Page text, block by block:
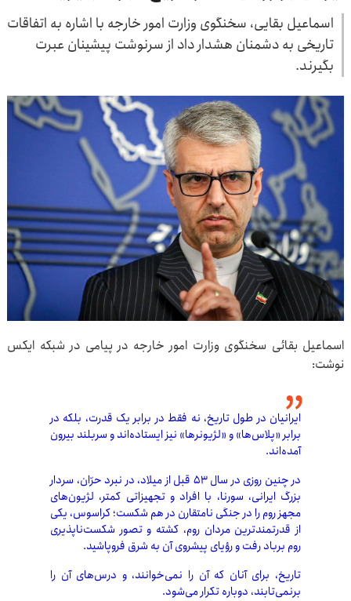
اسماعیل بقایی، سخنگوی وزارت امور خارجه با اشاره به اتفاقات
تاریخی به دشمنان هشدار داد از سرنوشت پیشینان عبرت
بگیرند.
اسماعیل بقائی سخنگوی وزارت امور خارجه در پیامی در شبکه ایکس
نوشت:
ایرانیان در طول تاریخ، نه فقط در برابر یک قدرت، بلکه در
برابر «پلاس‌ها» و «لژیونرها» نیز ایستاده‌اند و سربلند بیرون
آمده‌اند.
در چنین روزی در سال ۵۳ قبل از میلاد، در نبرد حرّان، سردار
بزرگ ایرانی، سورنا، با افراد و تجهیزاتی کمتر، لژیون‌های
مجهز روم را در جنگی نامتقارن در هم شکست؛ کراسوس، یکی
از قدرتمندترین مردان روم، کشته و تصور شکست‌ناپذیری
روم برباد رفت و رؤیای پیشروی آن به شرق فروپاشید.
تاریخ، برای آنان که آن را نمی‌خوانند، و درس‌های آن را
برنمی‌تابند، دوباره تکرار می‌شود.